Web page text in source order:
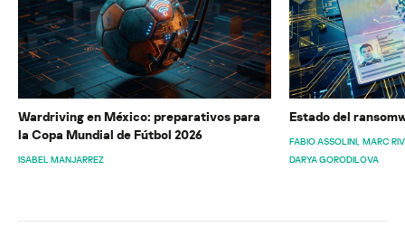
Wardriving en México: preparativos para
la Copa Mundial de Fútbol 2026
ISABEL MANJARREZ
Estado del
FABIO ASSOLINI MARC
DARYA GORODILOVA